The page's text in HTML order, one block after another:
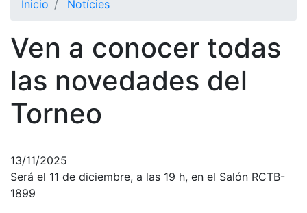
Historia
historia
Presidentes
Organización
Junta
Inicio Notícies
Ven a conocer todas
las novedades del
Torneo
13/11/2025
Será el 11 de diciembre, a las 19 h, en el Salón RCTB-
1899